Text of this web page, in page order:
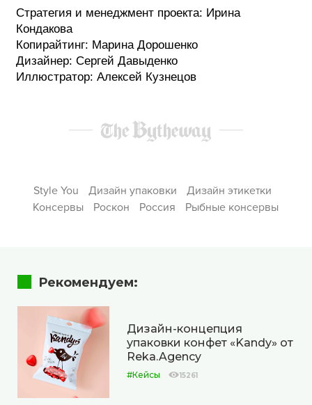
Стратегия и менеджмент проекта: Ирина
Кондакова
Копирайтинг: Марина Дорошенко
Дизайнер: Сергей Давыденко
Иллюстратор: Алексей Кузнецов
Style You Дизайн упаковки
Дизайн этикетки
Консервы
Роскон Россия Рыбные консервы
Рекомендуем:
Дизайн-концепция
упаковки конфет «Kandy» от
Reka.Agency
#Кейсы 15261